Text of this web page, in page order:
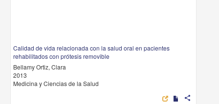
Calidad de vida relacionada con la salud oral en pacientes
rehabilitados con prótesis removible
Bellamy Ortiz, Clara
2013
Medicina y Ciencias de la Salud
share